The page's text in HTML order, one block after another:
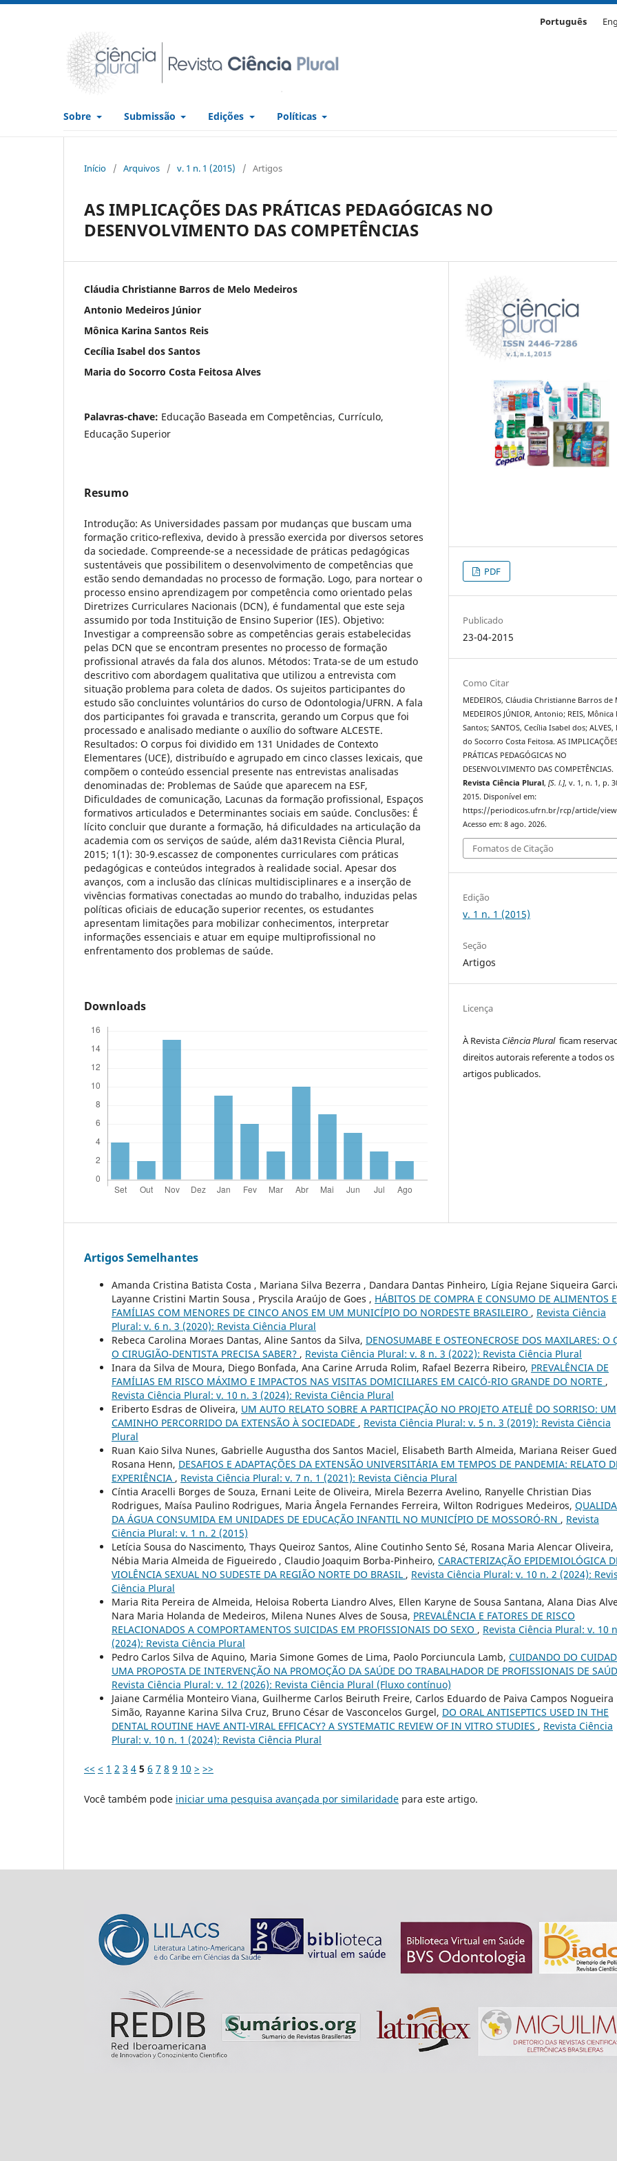
Sobre Submissão Edições Políticas
Português
Início / Arquivos / v. 1 n. 1 (2015) / Artigos
AS IMPLICAÇÕES DAS PRÁTICAS PEDAGÓGICAS NO
DESENVOLVIMENTO DAS COMPETÊNCIAS
Cláudia Christianne Barros de Melo Medeiros
Antonio Medeiros Júnior
Mônica Karina Santos Reis
Cecília Isabel dos Santos
Maria do Socorro Costa Feitosa Alves
Palavras-chave: Educação Baseada em Competências, Currículo,
Educação Superior
Resumo
Introdução: As Universidades passam por mudanças que buscam uma
formação critico-reflexiva, devido à pressão exercida por diversos setores
da sociedade. Compreende-se a necessidade de práticas pedagógicas
sustentáveis que possibilitem o desenvolvimento de competências que
estão sendo demandadas no processo de formação. Logo, para nortear o
processo ensino aprendizagem por competência como orientado pelas
Diretrizes Curriculares Nacionais (DCN), é fundamental que este seja
assumido por toda Instituição de Ensino Superior (IES). Objetivo:
Investigar a compreensão sobre as competências gerais estabelecidas
pelas DCN que se encontram presentes no processo de formação
profissional através da fala dos alunos. Métodos: Trata-se de um estudo
descritivo com abordagem qualitativa que utilizou a entrevista com
situação problema para coleta de dados. Os sujeitos participantes do
estudo são concluintes voluntários do curso de Odontologia/UFRN. A fala
dos participantes foi gravada e transcrita, gerando um Corpus que foi
processado e analisado mediante o auxílio do software ALCESTE.
Resultados: O corpus foi dividido em 131 Unidades de Contexto
Elementares (UCE), distribuído e agrupado em cinco classes lexicais, que
compõem o conteúdo essencial presente nas entrevistas analisadas
denominadas de: Problemas de Saúde que aparecem na ESF,
Dificuldades de comunicação, Lacunas da formação profissional, Espaços
formativos articulados e Determinantes sociais em saúde. Conclusões: É
lícito concluir que durante a formação, há dificuldades na articulação da
academia com os serviços de saúde, além da31Revista Ciência Plural,
2015; 1(1): 30-9.escassez de componentes curriculares com práticas
pedagógicas e conteúdos integrados à realidade social. Apesar dos
avanços, com a inclusão das clínicas multidisciplinares e a inserção de
vivências formativas conectadas ao mundo do trabalho, induzidas pelas
políticas oficiais de educação superior recentes, os estudantes
apresentam limitações para mobilizar conhecimentos, interpretar
informações essenciais e atuar em equipe multiprofissional no
enfrentamento dos problemas de saúde.
Downloads
PDF
Publicado
23-04-2015
Como Citar
MEDEIROS, Cláudia Christianne Barros de
MEDEIROS JÚNIOR, Antonio; REIS, Mônica
Santos; SANTOS, Cecília Isabel dos;
do Socorro Costa Feitosa. AS
PRÁTICAS PEDAGÓGICAS NO
DESENVOLVIMENTO DAS COMPETÊNCIAS.
Revista Ciência Plural,[S. l.], v. 1, n. 1, p.
2015. Disponível em:
https://periodicos.ufrn.br/rcp/article/
Acesso em: 8 ago. 2026.
Fomatos de Citação
Edição
v. 1 n. 1 (2015)
Seção
Artigos
Licença
À Revista Ciência Pluralficam
direitos autorais referente a todos os
artigos publicados.
Artigos Semelhantes
Amanda Cristina Batista Costa , Mariana Silva Bezerra , Dandara Dantas Pinheiro, Lígia Rejane Siqueira
Layanne Cristini Martin Sousa , Pryscila Araújo de Goes , HÁBITOS DE COMPRA E CONSUMO DE ALIMENTOS
FAMÍLIAS COM MENORES DE CINCO ANOS EM UM MUNICÍPIO DO NORDESTE BRASILEIRO , Revista Ciência
Plural: v. 6 n. 3 (2020): Revista Ciência Plural
Rebeca Carolina Moraes Dantas, Aline Santos da Silva, DENOSUMABE E OSTEONECROSE DOS MAXILARES: O
O CIRUGIÃO-DENTISTA PRECISA SABER? , Revista Ciência Plural: v. 8 n. 3 (2022): Revista Ciência Plural
Inara da Silva de Moura, Diego Bonfada, Ana Carine Arruda Rolim, Rafael Bezerra Ribeiro, PREVALÊNCIA DE
FAMÍLIAS EM RISCO MÁXIMO E IMPACTOS NAS VISITAS DOMICILIARES EM CAICÓ-RIO GRANDE DO NORTE ,
Revista Ciência Plural: v. 10 n. 3 (2024): Revista Ciência Plural
Eriberto Esdras de Oliveira, UM AUTO RELATO SOBRE A PARTICIPAÇÃO NO PROJETO ATELIÊ DO SORRISO: UM
CAMINHO PERCORRIDO DA EXTENSÃO À SOCIEDADE , Revista Ciência Plural: v. 5 n. 3 (2019): Revista Ciência
Plural
Ruan Kaio Silva Nunes, Gabrielle Augustha dos Santos Maciel, Elisabeth Barth Almeida, Mariana Reiser
Rosana Henn, DESAFIOS E ADAPTAÇÕES DA EXTENSÃO UNIVERSITÁRIA EM TEMPOS DE PANDEMIA: RELATO
EXPERIÊNCIA , Revista Ciência Plural: v. 7 n. 1 (2021): Revista Ciência Plural
Cíntia Aracelli Borges de Souza, Ernani Leite de Oliveira, Mirela Bezerra Avelino, Ranyelle Christian Dias
Rodrigues, Maísa Paulino Rodrigues, Maria Ângela Fernandes Ferreira, Wilton Rodrigues Medeiros,
DA ÁGUA CONSUMIDA EM UNIDADES DE EDUCAÇÃO INFANTIL NO MUNICÍPIO DE MOSSORÓ-RN , Revista
Ciência Plural: v. 1 n. 2 (2015)
Letícia Sousa do Nascimento, Thays Queiroz Santos, Aline Coutinho Sento Sé, Rosana Maria Alencar Oliveira,
Nébia Maria Almeida de Figueiredo , Claudio Joaquim Borba-Pinheiro, CARACTERIZAÇÃO EPIDEMIOLÓGICA
VIOLÊNCIA SEXUAL NO SUDESTE DA REGIÃO NORTE DO BRASIL , Revista Ciência Plural: v. 10 n. 2 (2024):
Ciência Plural
Maria Rita Pereira de Almeida, Heloisa Roberta Liandro Alves, Ellen Karyne de Sousa Santana, Alana Dias
Nara Maria Holanda de Medeiros, Milena Nunes Alves de Sousa, PREVALÊNCIA E FATORES DE RISCO
RELACIONADOS A COMPORTAMENTOS SUICIDAS EM PROFISSIONAIS DO SEXO , Revista Ciência Plural: v. 10
(2024): Revista Ciência Plural
Pedro Carlos Silva de Aquino, Maria Simone Gomes de Lima, Paolo Porciuncula Lamb, CUIDANDO DO
UMA PROPOSTA DE INTERVENÇÃO NA PROMOÇÃO DA SAÚDE DO TRABALHADOR DE PROFISSIONAIS DE
Revista Ciência Plural: v. 12 (2026): Revista Ciência Plural (Fluxo contínuo)
Jaiane Carmélia Monteiro Viana, Guilherme Carlos Beiruth Freire, Carlos Eduardo de Paiva Campos Nogueira
Simão, Rayanne Karina Silva Cruz, Bruno César de Vasconcelos Gurgel, DO ORAL ANTISEPTICS USED IN THE
DENTAL ROUTINE HAVE ANTI-VIRAL EFFICACY? A SYSTEMATIC REVIEW OF IN VITRO STUDIES , Revista Ciência
Plural: v. 10 n. 1 (2024): Revista Ciência Plural
<< < 1 2 3 4 5 6 7 8 9 10 > >>
Você também pode iniciar uma pesquisa avançada por similaridade para este artigo.